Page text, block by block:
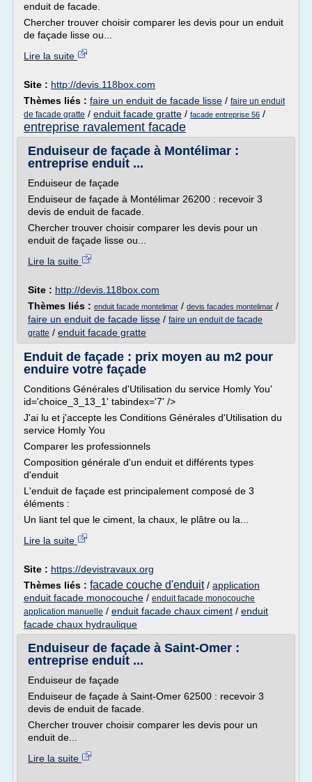
enduit de facade.
Chercher trouver choisir comparer les devis pour un enduit
de façade lisse ou...
Lire la suite
Site : http://devis.118box.com
Thèmes liés : faire un enduit de facade lisse / faire un enduit
de facade gratte / enduit facade gratte / facade entreprise 56 /
entreprise ravalement facade
Enduiseur de façade à Montélimar :
entreprise enduit ...
Enduiseur de façade
Enduiseur de façade à Montélimar 26200 : recevoir 3
devis de enduit de facade.
Chercher trouver choisir comparer les devis pour un
enduit de façade lisse ou...
Lire la suite
Site : http://devis.118box.com
Thèmes liés : enduit facade montelimar / devis facades montelimar /
faire un enduit de facade lisse / faire un enduit de facade
gratte / enduit facade gratte
Enduit de façade : prix moyen au m2 pour
enduire votre façade
Conditions Générales d'Utilisation du service Homly You'
id='choice_3_13_1' tabindex='7' />
J'ai lu et j'accepte les Conditions Générales d'Utilisation du
service Homly You
Comparer les professionnels
Composition générale d'un enduit et différents types
d'enduit
L'enduit de façade est principalement composé de 3
éléments :
Un liant tel que le ciment, la chaux, le plâtre ou la...
Lire la suite
Site : https://devistravaux.org
Thèmes liés : facade couche d'enduit/ application
enduit facade monocouche / enduit facade monocouche
application manuelle / enduit facade chaux ciment / enduit
facade chaux hydraulique
Enduiseur de façade à Saint-Omer :
entreprise enduit ...
Enduiseur de façade
Enduiseur de façade à Saint-Omer 62500 : recevoir 3
devis de enduit de facade.
Chercher trouver choisir comparer les devis pour un
enduit de...
Lire la suite